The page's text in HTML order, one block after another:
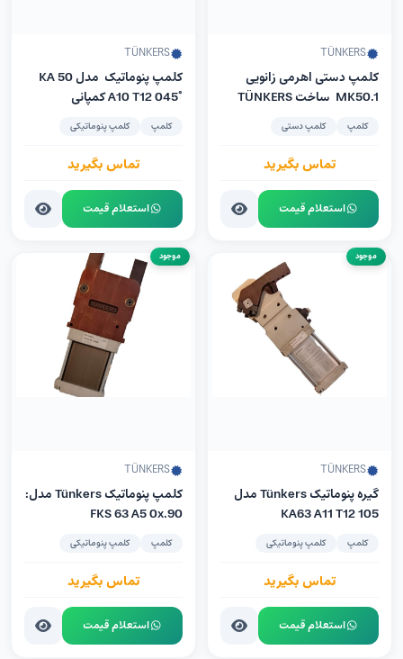
TÜNKERS
کلمپ دستی اهرمی زانویی
MK50.1 ساخت TÜNKERS
کلمپ کلمپ دستی
تماس بگیرید
استعلام قیمت
TÜNKERS
کلمپ پنوماتیک مدل KA 50
A10 T12 045° کمپانی
کلمپ کلمپ پنوماتیکی
تماس بگیرید
استعلام قیمت
موجود
TÜNKERS
گیره پنوماتیک Tünkers مدل
KA63 A11 T12 105
کلمپ کلمپ پنوماتیکی
تماس بگیرید
استعلام قیمت
موجود
TÜNKERS
کلمپ پنوماتیک Tünkers مدل:
FKS 63 A5 0x.90
کلمپ کلمپ پنوماتیکی
تماس بگیرید
استعلام قیمت